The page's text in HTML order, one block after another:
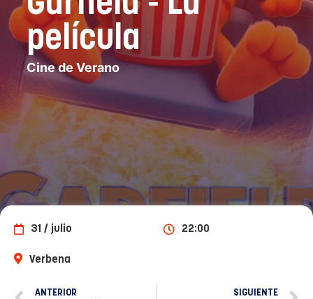
película
Cine de Verano
31 / julio 22:00
Verbena
ANTERIOR SIGUIENTE